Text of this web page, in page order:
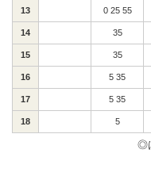
13 0 25 55
14 35
15 35
16 5 35
17 5 35
18 5
◎